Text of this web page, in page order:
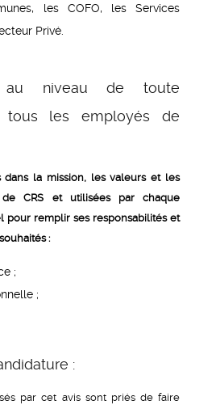
les COFO, les Services
Privé.
au niveau de toute
tous les employés de
dans la mission, les valeurs et les
de CRS et utilisées par chaque
pour remplir ses responsabilités et
:
;
;
:
par cet avis sont priés de faire